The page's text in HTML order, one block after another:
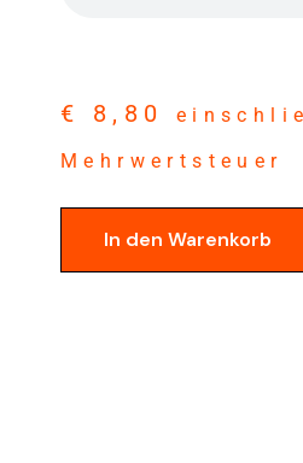
€ 8,80
Mehrwertsteuer
In den Warenkorb